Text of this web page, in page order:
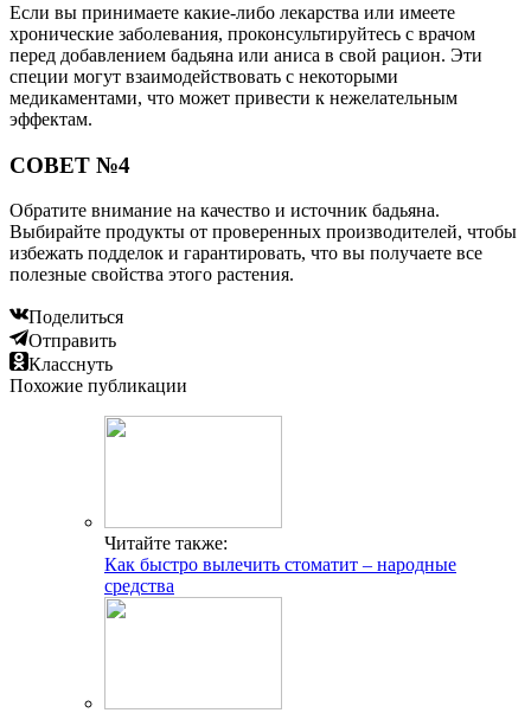
Если вы принимаете какие-либо лекарства или имеете
хронические заболевания, проконсультируйтесь с врачом
перед добавлением бадьяна или аниса в свой рацион. Эти
специи могут взаимодействовать с некоторыми
медикаментами, что может привести к нежелательным
эффектам.
СОВЕТ №4
Обратите внимание на качество и источник бадьяна.
Выбирайте продукты от проверенных производителей, чтобы
избежать подделок и гарантировать, что вы получаете все
полезные свойства этого растения.
Поделиться
Отправить
Класснуть
Похожие публикации
Читайте также:
Как быстро вылечить стоматит – народные
средства